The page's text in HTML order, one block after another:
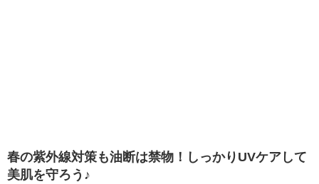
春の紫外線対策も油断は禁物！しっかりUVケアして
美肌を守ろう♪